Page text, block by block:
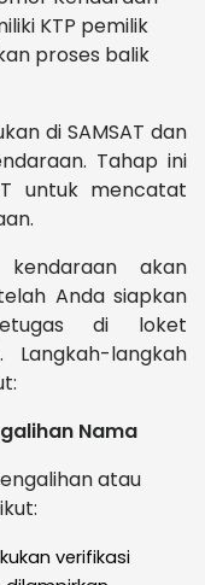
KTP pemilik
proses balik
di SAMSAT dan
Tahap ini
untuk mencatat
akan
Anda siapkan
di loket
langkah
Nama
atau
verifikasi